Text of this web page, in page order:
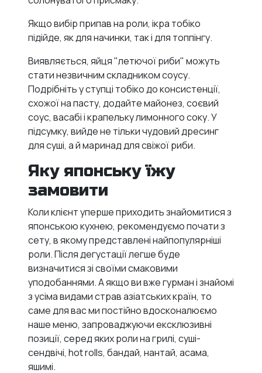
Якщо вибір припав на роли, ікра тобіко
підійде, як для начинки, так і для топпінгу.
Виявляється, яйця "летючої риби" можуть
стати незвичним складником соусу.
Подрібніть у ступці тобіко до консистенції,
схожої на пасту, додайте майонез, соєвий
соус, васабі і крапельку лимонного соку. У
підсумку, вийде не тільки чудовий дресинг
для суші, а й маринад для свіжої риби.
Яку японську їжу
замовити
Коли клієнт уперше приходить знайомитися з
японською кухнею, рекомендуємо почати з
сету, в якому представлені найпопулярніші
роли. Після дегустації легше буде
визначитися зі своїми смаковими
уподобаннями. А якщо ви вже гурман і знайомі
з усіма видами страв азіатських країн, то
саме для вас ми постійно вдосконалюємо
наше меню, запроваджуючи ексклюзивні
позиції, серед яких роли на грилі, суші-
сендвічі, hot rolls, бандай, нантай, асама,
яшимі.